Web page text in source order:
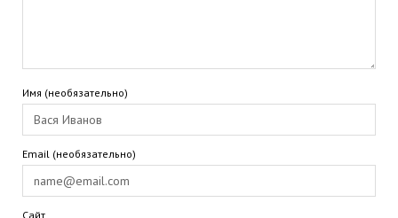
Имя (необязательно)
Email (необязательно)
Сайт